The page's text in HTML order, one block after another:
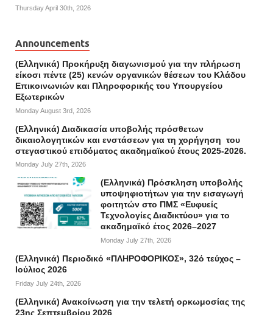
Thursday April 30th, 2026
Announcements
(Ελληνικά) Προκήρυξη διαγωνισμού για την πλήρωση
είκοσι πέντε (25) κενών οργανικών θέσεων του Κλάδου
Επικοινωνιών και Πληροφορικής του Υπουργείου
Εξωτερικών
Monday August 3rd, 2026
(Ελληνικά) Διαδικασία υποβολής πρόσθετων
δικαιολογητικών και ενστάσεων για τη χορήγηση του
στεγαστικού επιδόματος ακαδημαϊκού έτους 2025-2026.
Monday July 27th, 2026
(Ελληνικά) Πρόσκληση υποβολής
υποψηφιοτήτων για την εισαγωγή
φοιτητών στο ΠΜΣ «Ευφυείς
Τεχνολογίες Διαδικτύου» για το
ακαδημαϊκό έτος 2026–2027
Monday July 27th, 2026
(Ελληνικά) Περιοδικό «ΠΛΗΡΟΦΟΡΙΚΟΣ», 32ό τεύχος –
Ιούλιος 2026
Friday July 24th, 2026
(Ελληνικά) Ανακοίνωση για την τελετή ορκωμοσίας της
23ης Σεπτεμβρίου 2026